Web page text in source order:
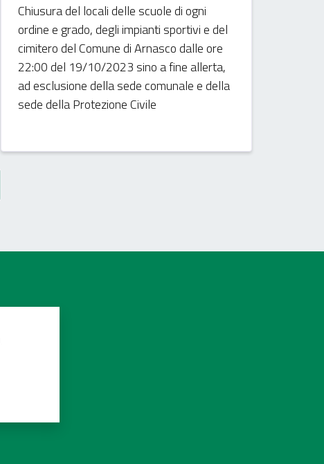
Chiusura del locali delle scuole di ogni
ordine e grado, degli impianti sportivi e del
cimitero del Comune di Arnasco dalle ore
22:00 del 19/10/2023 sino a fine allerta,
ad esclusione della sede comunale e della
sede della Protezione Civile